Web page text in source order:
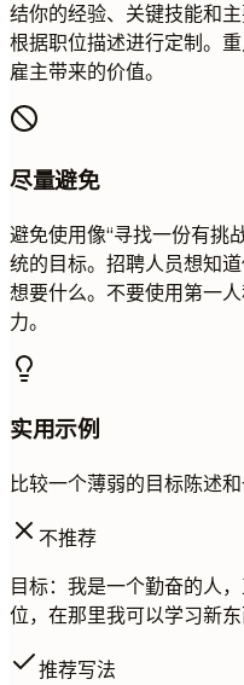
结你的经验、关键技能和
根据职位描述进行定制。
雇主带来的价值。
尽量避免
避免使用像“寻找一份有挑
统的目标。招聘人员想知
想要什么。不要使用第一
力。
实用示例
比较一个薄弱的目标陈述
不推荐
目标：我是一个勤奋的人
位，在那里我可以学习新东
推荐写法